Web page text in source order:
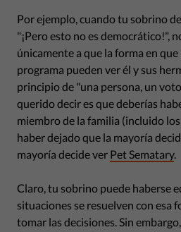
Por ejemplo, cuando tu sobrino
"¡Pero esto no es democrático!",
únicamente a que la forma en
programa pueden ver él y sus
principio de "una persona, un
querido decir es que deberías
miembro de la familia (incluido
haber dejado que la mayoría
mayoría decide ver Pet Sematary.
Claro, tu sobrino puede haberse
situaciones se resuelven con esa
tomar las decisiones. Sin